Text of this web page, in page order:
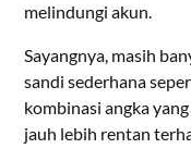
melindungi akun.
Sayangnya, masih
sandi sederhana
kombinasi angka
jauh lebih rentan